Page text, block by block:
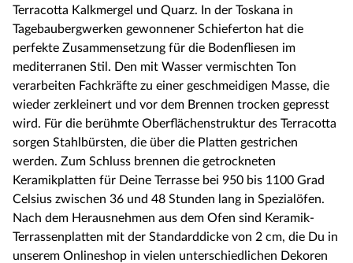
Terracotta Kalkmergel und Quarz. In der Toskana in
Tagebaubergwerken gewonnener Schieferton hat die
perfekte Zusammensetzung für die Bodenfliesen im
mediterranen Stil. Den mit Wasser vermischten Ton
verarbeiten Fachkräfte zu einer geschmeidigen Masse, die
wieder zerkleinert und vor dem Brennen trocken gepresst
wird. Für die berühmte Oberflächenstruktur des Terracotta
sorgen Stahlbürsten, die über die Platten gestrichen
werden. Zum Schluss brennen die getrockneten
Keramikplatten für Deine Terrasse bei 950 bis 1100 Grad
Celsius zwischen 36 und 48 Stunden lang in Spezialöfen.
Nach dem Herausnehmen aus dem Ofen sind Keramik-
Terrassenplatten mit der Standarddicke von 2 cm, die Du in
unserem Onlineshop in vielen unterschiedlichen Dekoren